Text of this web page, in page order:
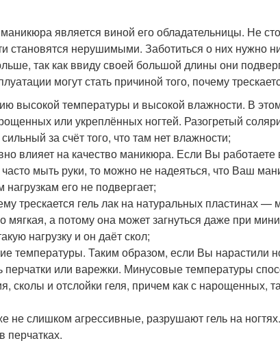
является виной его обладательницы. Не
становятся нерушимыми. Заботиться о них нужно
так как ввиду своей большой длины они
могут стать причиной того, почему
высокой температуры и высокой влажности. В
или укреплённых ногтей. Разогретый
за счёт того, что там нет влажности;
влияет на качество маникюра. Если Вы
мыть руки, то можно не надеяться, что Ваш
нагрузкам его не подвергает;
трескается гель лак на натуральных пластинах —
мягкая, а потому она может загнуться даже при
нагрузку и он даёт скол;
температуры. Таким образом, если Вы нарастили
перчатки или варежки. Минусовые температуры
сколы и отслойки геля, причем как с нарощенных,
слишком агрессивные, разрушают гель на
перчатках.